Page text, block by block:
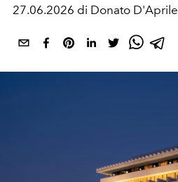
27.06.2026 di Donato D'Aprile